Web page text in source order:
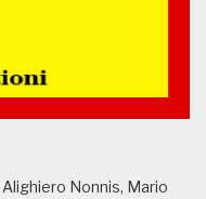
Nonnis, Mario